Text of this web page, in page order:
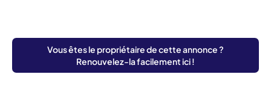
Vous êtes le propriétaire de cette annonce ?
Renouvelez-la facilement ici !